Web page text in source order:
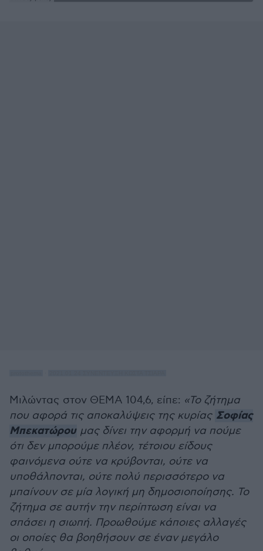
Μιλώντας στον ΘΕΜΑ 104,6, είπε: «Το ζήτημα
που αφορά τις αποκαλύψεις της κυρίας Σοφίας
Μπεκατώρου μας δίνει την αφορμή να πούμε
ότι δεν μπορούμε πλέον, τέτοιου είδους
φαινόμενα ούτε να κρύβονται, ούτε να
υποθάλπονται, ούτε πολύ περισσότερο να
μπαίνουν σε μία λογική μη δημοσιοποίησης. Το
ζήτημα σε αυτήν την περίπτωση είναι να
σπάσει η σιωπή. Προωθούμε κάποιες αλλαγές
οι οποίες θα βοηθήσουν σε έναν μεγάλο